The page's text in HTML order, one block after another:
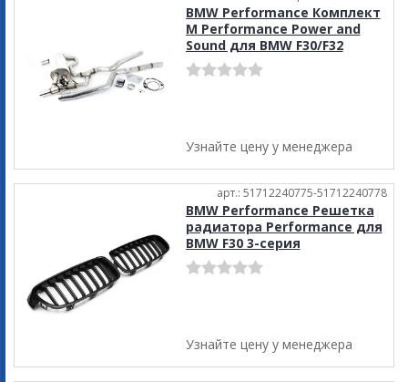
BMW Performance Комплект
M Performance Power and
Sound для BMW F30/F32
Узнайте цену у менеджера
арт.: 51712240775-51712240778
BMW Performance Решетка
радиатора Performance для
BMW F30 3-серия
Узнайте цену у менеджера